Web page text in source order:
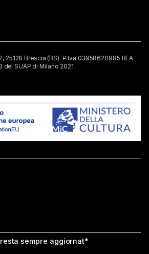
25128 Brescia (BS). P.lva 03958620985 REA
del SUAP di Milano 2021
sempre aggiornat*